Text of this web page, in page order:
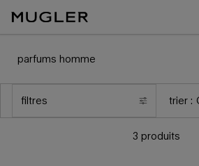
parfums homme
filtres
menu de filtres trier :
3 produits